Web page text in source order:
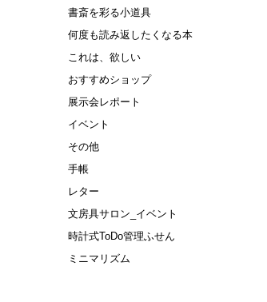
書斎を彩る小道具
何度も読み返したくなる本
これは、欲しい
おすすめショップ
展示会レポート
イベント
その他
手帳
レター
文房具サロン_イベント
時計式ToDo管理ふせん
ミニマリズム